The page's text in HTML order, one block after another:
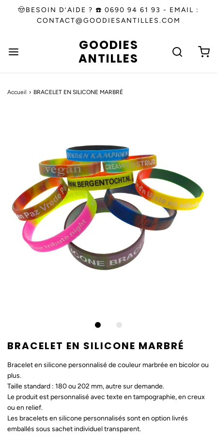
🤠BESOIN D’AIDE ? ☎️ 0690 94 61 93 - EMAIL :
CONTACT@GOODIESANTILLES.COM
GOODIES
ANTILLES
Accueil › BRACELET EN SILICONE MARBRÉ
BRACELET EN SILICONE MARBRÉ
Bracelet en silicone personnalisé de couleur marbrée en bicolor ou
plus.
Taille standard : 180 ou 202 mm, autre sur demande.
Le produit est personnalisé avec texte en tampographie, en creux
ou en relief.
Les bracelets en silicone personnalisés sont en option livrés
emballés sous sachet individuel transparent.